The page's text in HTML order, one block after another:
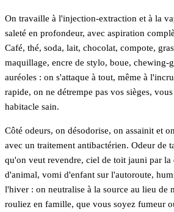
On travaille à l'injection-extraction et à la
saleté en profondeur, avec aspiration
Café, thé, soda, lait, chocolat, compote,
maquillage, encre de stylo, boue, chewing-
auréoles : on s'attaque à tout, même à
rapide, on ne détrempe pas vos sièges,
habitacle sain.
Côté odeurs, on désodorise, on assainit et
avec un traitement antibactérien. Odeur de
qu'on veut revendre, ciel de toit jauni par la
d'animal, vomi d'enfant sur l'autoroute,
l'hiver : on neutralise à la source au lieu de
rouliez en famille, que vous soyez fumeur